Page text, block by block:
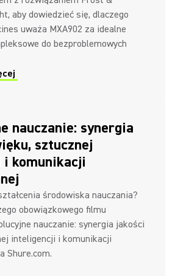
aby dowiedzieć się, dlaczego
uważa MXA902 za idealne
do bezproblemowych
nauczanie: synergia
sztucznej
komunikacji
środowiska nauczania?
obowiązkowego filmu
nauczanie: synergia jakości
inteligencji i komunikacji
Shure.com.